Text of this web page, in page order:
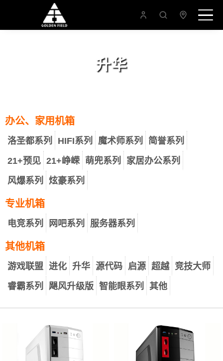
升华
办公、家用机箱
洛圣都系列 HIFI系列 魔术师系列
简誉系列
21+预见 21+峥嵘 萌兜系列
家居办公系列
风爆系列
炫豪系列
专业机箱
电竞系列 网吧系列 服务器系列
其他机箱
游戏联盟 进化 升华 源代码 启源 超越 竞技大师
睿霸系列
飓风升级版 智能眼系列 其他